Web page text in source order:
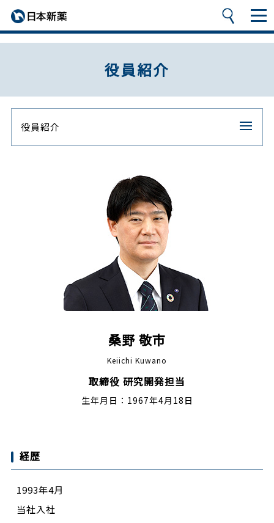
役員紹介
役員紹介
桑野 敬市
Keiichi Kuwano
取締役 研究開発担当
生年月日：1967年4月18日
経歴
1993年4月
当社入社